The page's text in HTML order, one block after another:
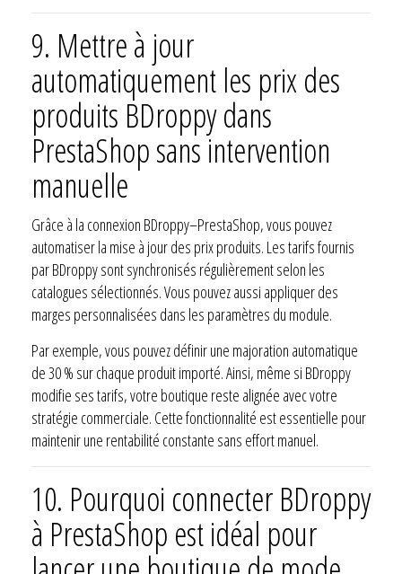
9. Mettre à jour
automatiquement les prix des
produits BDroppy dans
PrestaShop sans intervention
manuelle
Grâce à la connexion BDroppy–PrestaShop, vous pouvez
automatiser la mise à jour des prix produits. Les tarifs fournis
par BDroppy sont synchronisés régulièrement selon les
catalogues sélectionnés. Vous pouvez aussi appliquer des
marges personnalisées dans les paramètres du module.
Par exemple, vous pouvez définir une majoration automatique
de 30 % sur chaque produit importé. Ainsi, même si BDroppy
modifie ses tarifs, votre boutique reste alignée avec votre
stratégie commerciale. Cette fonctionnalité est essentielle pour
maintenir une rentabilité constante sans effort manuel.
10. Pourquoi connecter BDroppy
à PrestaShop est idéal pour